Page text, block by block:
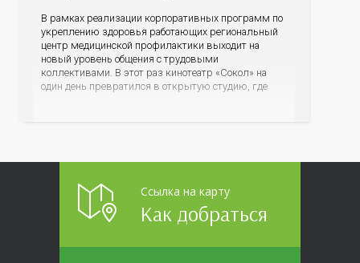
В рамках реализации корпоративных программ по
укреплению здоровья работающих региональный
центр медицинской профилактики выходит на
новый уровень общения с трудовыми
коллективами. В этот раз кинотеатр «Сокол» на
один день превратился в открытую студию, где
Ссылка на карту
Как добраться